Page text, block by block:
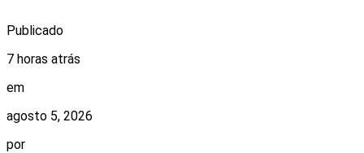
Publicado
7 horas atrás
em
agosto 5, 2026
por